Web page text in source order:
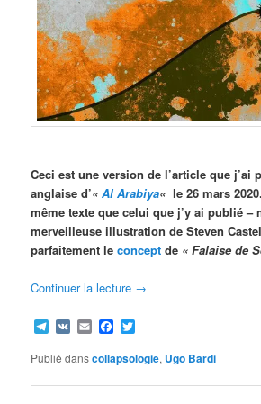
Ceci est une version de l’article que j’ai
anglaise d’«Al Arabiya« le 26 mars
même texte que celui que j’y ai publié –
merveilleuse illustration de Steven
parfaitement leconcept de « Falaise de
Continuer la lecture →
Telegram
VK EmailFacebook
Publié danscollapsologie, Ugo Bardi